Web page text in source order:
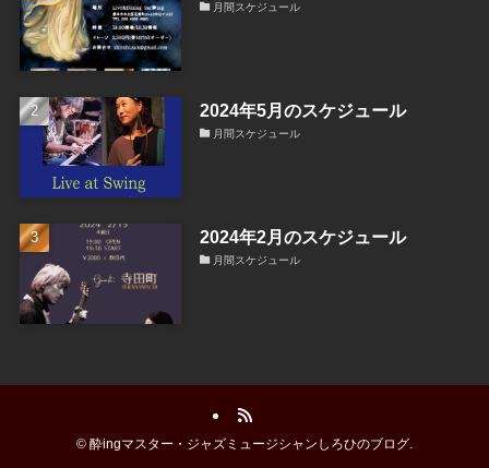
月間スケジュール
2024年5月のスケジュール
月間スケジュール
2024年2月のスケジュール
月間スケジュール
© 酔ingマスター・ジャズミュージシャンしろひのブログ.